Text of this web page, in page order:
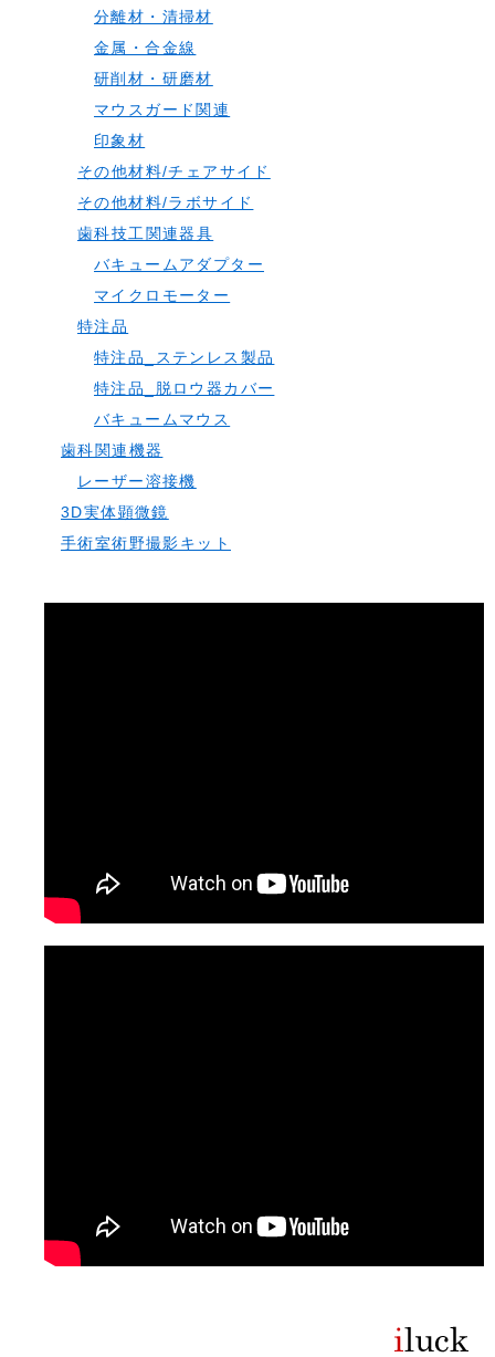
分離材・清掃材
金属・合金線
研削材・研磨材
マウスガード関連
印象材
その他材料/チェアサイド
その他材料/ラボサイド
歯科技工関連器具
バキュームアダプター
マイクロモーター
特注品
特注品_ステンレス製品
特注品_脱ロウ器カバー
バキュームマウス
歯科関連機器
レーザー溶接機
3D実体顕微鏡
手術室術野撮影キット